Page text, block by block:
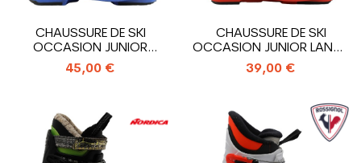
CHAUSSURE DE SKI
OCCASION JUNIOR
SALOMON S RACE 60...
45,00 €
CHAUSSURE DE SKI
OCCASION JUNIOR LANGE
RSJ 60 RTL_4...
39,00 €